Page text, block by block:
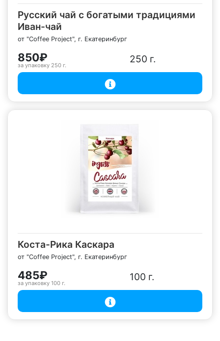
Русский чай с богатыми традициями
Иван-чай
от "Coffee Project", г. Екатеринбург
850₽
за упаковку 250 г.
250 г.
Коста-Рика Каскара
от "Coffee Project", г. Екатеринбург
485₽
за упаковку 100 г.
100 г.